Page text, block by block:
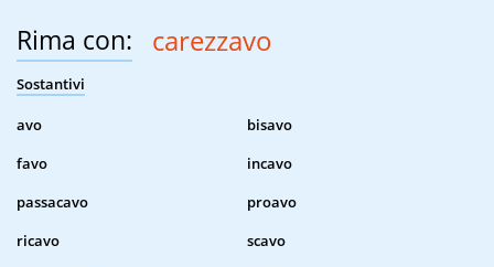
Rima con: carezzavo
Sostantivi
avo
bisavo
favo
incavo
passacavo
proavo
ricavo
scavo